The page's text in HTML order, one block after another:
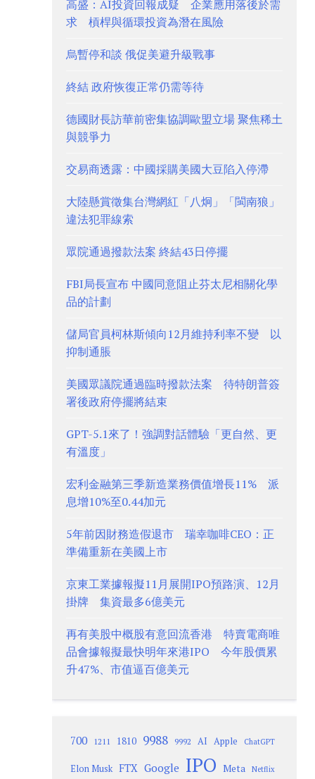
高盛：AI投資回報成疑 企業應用落後於需
求 槓桿與循環投資為潛在風險
烏暫停和談 俄促美避升級戰事
終結 政府恢復正常仍需等待
德國財長訪華前密集協調歐盟立場 聚焦稀土
與競爭力
交易商透露：中國採購美國大豆陷入停滯
大陸懸賞徵集台灣網紅「八炯」「閩南狼」
違法犯罪線索
眾院通過撥款法案 終結43日停擺
FBI局長宣布 中國同意阻止芬太尼相關化學
品的計劃
儲局官員柯林斯傾向12月維持利率不變 以
抑制通脹
美國眾議院通過臨時撥款法案 待特朗普簽
署後政府停擺將結束
GPT-5.1來了！強調對話體驗「更自然、更
有溫度」
宏利金融第三季新造業務價值增長11% 派
息增10%至0.44加元
5年前因財務造假退市 瑞幸咖啡CEO：正
準備重新在美國上市
京東工業據報擬11月展開IPO預路演、12月
掛牌 集資最多6億美元
再有美股中概股有意回流香港 特賣電商唯
品會據報擬最快明年來港IPO 今年股價累
升47%、市值逼百億美元
700 1211 1810 9988 9992 AI Apple ChatGPT
Elon Musk FTX Google IPO Meta Netflix